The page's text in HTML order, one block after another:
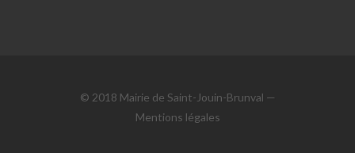
© 2018 Mairie de Saint-Jouin-Brunval —
Mentions légales